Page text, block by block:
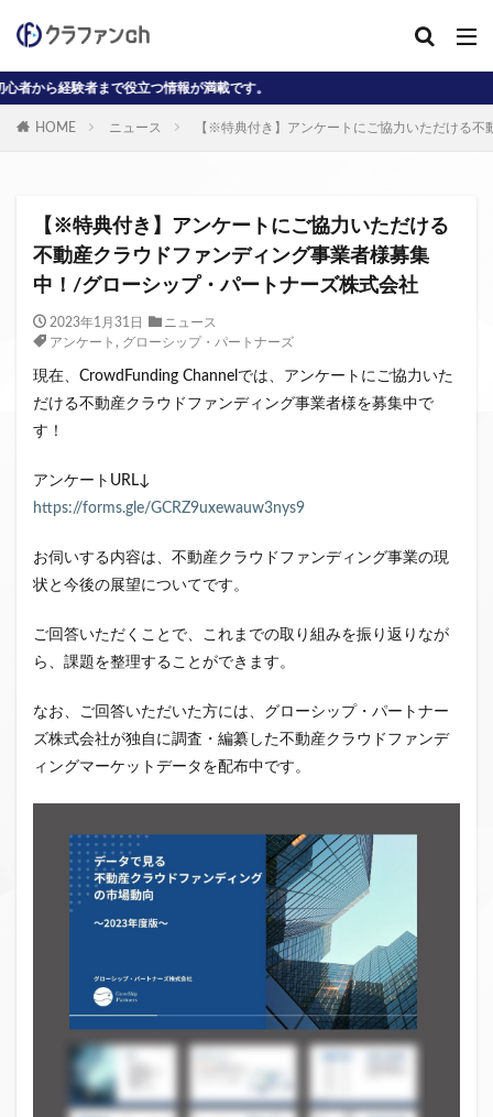
者まで役立つ情報が満載です。
HOME ニュース 【※特典付き】アンケートにご協力いただける
【※特典付き】アンケートにご協力いただける
不動産クラウドファンディング事業者様募集
中！/グローシップ・パートナーズ株式会社
2023年1月31日
ニュース
アンケート , グローシップ・パートナーズ
現在、CrowdFunding Channelでは、アンケートにご協力いた
だける不動産クラウドファンディング事業者様を募集中で
す！
アンケートURL↓
https://forms.gle/GCRZ9uxewauw3nys9
お伺いする内容は、不動産クラウドファンディング事業の現
状と今後の展望についてです。
ご回答いただくことで、これまでの取り組みを振り返りなが
ら、課題を整理することができます。
なお、ご回答いただいた方には、グローシップ・パートナー
ズ株式会社が独自に調査・編纂した不動産クラウドファンデ
ィングマーケットデータを配布中です。
カテゴリー
AD J-reit reit インタビュー動画
クラウドファンディングコラム
クラウファンディングコラム ソーシャル
デジタル証券 ニュース
不動産クラウドファンディング・オブ・ザ・イヤー
不動産クラウドファンディング協会 不特法
匿名組合
クラウドファンディング事業
クラウドファンディング新規参入
小規模不動産特定共同事業 事業者一覧
システム導入 業務提携
不動産クラウドファンディング
不動産特定共同事業法 非投資型クラウドファンディング
グローシップ・パートナーズ CrowdShip Funding
市場調査 セミナー
キャンペーン CrowdFunding Channel
ファンド型クラウドファンディング 法律理解
ソーシャルレンディング お役立ち情報
サービス提供開始
ファンド募集完了 登録受付開始 買取保証
ファンド募集終了 クラウドクレジット
投資型クラウドファンディング システム提供開始
運用実績 セキュリティトークン
日本不動産クラウドファンディング協会